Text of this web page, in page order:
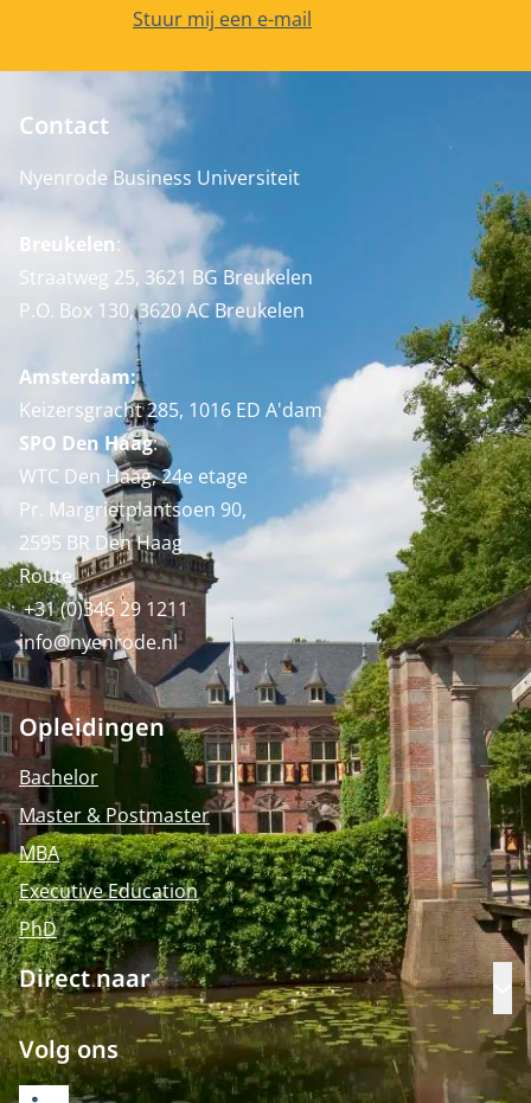
E-mailadres
Stuur mij een e-mail
Contact
Nyenrode Business Universiteit
Breukelen:
Straatweg 25, 3621 BG Breukelen
P.O. Box 130, 3620 AC Breukelen
Amsterdam:
Keizersgracht 285, 1016 ED A'dam
SPO Den Haag:
WTC Den Haag, 24e etage
Pr. Margrietplantsoen 90,
2595 BR Den Haag
Route
+31 (0)346 29 1211
info@nyenrode.nl
Opleidingen
Bachelor
Master & Postmaster
MBA
Executive Education
PhD
Direct naar
Volg ons